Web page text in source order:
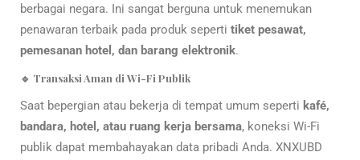
berbagai negara. Ini sangat berguna untuk menemukan
penawaran terbaik pada produk seperti tiket pesawat,
pemesanan hotel, dan barang elektronik.
🔹 Transaksi Aman di Wi-Fi Publik
Saat bepergian atau bekerja di tempat umum seperti kafé,
bandara, hotel, atau ruang kerja bersama, koneksi Wi-Fi
publik dapat membahayakan data pribadi Anda. XNXUBD